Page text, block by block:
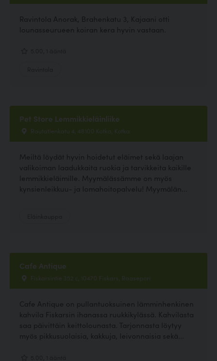
Ravintola Anorak, Brahenkatu 3, Kajaani otti
lounasseurueen koiran kera hyvin vastaan.
Pet Store Lemmikkieläinliike
Rautatienkatu 4, 48100 Kotka, Kotka
Meiltä löydät hyvin hoidetut eläimet sekä laajan
valikoiman laadukkaita ruokia ja tarvikkeita kaikille
lemmikkieläimille. Myymälässämme on myös
kynsienleikkuu- ja lomahoitopalvelu! Myymälän...
Cafe Antique
Fiskarsintie 352 c, 10470 Fiskars, Raasepori
Cafe Antique on pullantuoksuinen lämminhenkinen
kahvila Fiskarsin ihanassa ruukkikylässä. Kahvilasta
saa päivittäin keittolounasta. Tarjonnasta löytyy
myös pikkusuolaisia, kakkuja, leivonnaisia sekä...